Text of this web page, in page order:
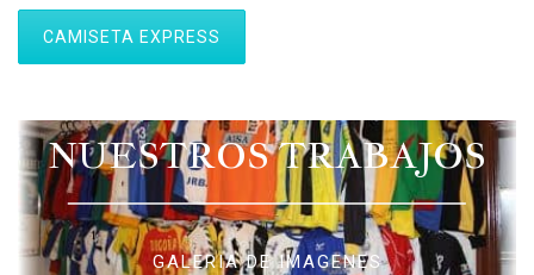
CAMISETA EXPRESS
NUESTROS TRABAJOS
GALERIA DE IMAGENES